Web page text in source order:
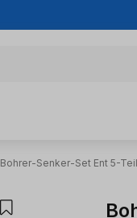
Bohrer-Senker-Set Ent 5-